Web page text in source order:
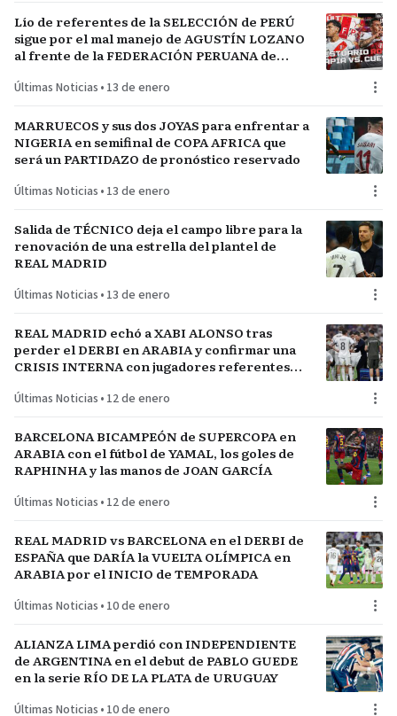
Lío de referentes de la SELECCIÓN de PERÚ
sigue por el mal manejo de AGUSTÍN LOZANO
al frente de la FEDERACIÓN PERUANA de
Últimas Noticias • 13 de enero
MARRUECOS y sus dos JOYAS para enfrentar a
NIGERIA en semifinal de COPA AFRICA que
será un PARTIDAZO de pronóstico reservado
Últimas Noticias • 13 de enero
Salida de TÉCNICO deja el campo libre para la
renovación de una estrella del plantel de
REAL MADRID
Últimas Noticias • 13 de enero
REAL MADRID echó a XABI ALONSO tras
perder el DERBI en ARABIA y confirmar una
CRISIS INTERNA con jugadores referentes
Últimas Noticias • 12 de enero
BARCELONA BICAMPEÓN de SUPERCOPA en
ARABIA con el fútbol de YAMAL, los goles de
RAPHINHA y las manos de JOAN GARCÍA
Últimas Noticias • 12 de enero
REAL MADRID vs BARCELONA en el DERBI de
ESPAÑA que DARÍA la VUELTA OLÍMPICA en
ARABIA por el INICIO de TEMPORADA
Últimas Noticias • 10 de enero
ALIANZA LIMA perdió con INDEPENDIENTE
de ARGENTINA en el debut de PABLO GUEDE
en la serie RÍO DE LA PLATA de URUGUAY
Últimas Noticias • 10 de enero